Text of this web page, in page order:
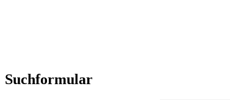
Suchformular